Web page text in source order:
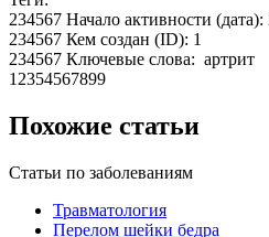
234567 Начало активности
234567 Кем создан (ID): 1
234567 Ключевые слова: артрит
12354567899
Похожие статьи
Статьи по заболеваниям
Травматология
Перелом шейки бедра